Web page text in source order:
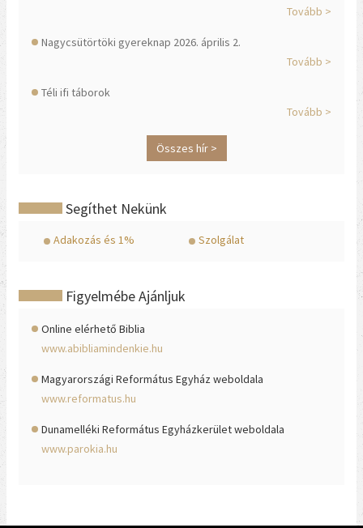
Tovább >
Nagycsütörtöki gyereknap 2026. április 2.
Tovább >
Téli ifi táborok
Tovább >
Összes hír >
Segíthet Nekünk
Adakozás és 1% Szolgálat
Figyelmébe Ajánljuk
Online elérhető Biblia
www.abibliamindenkie.hu
Magyarországi Református Egyház weboldala
www.reformatus.hu
Dunamelléki Református Egyházkerület weboldala
www.parokia.hu